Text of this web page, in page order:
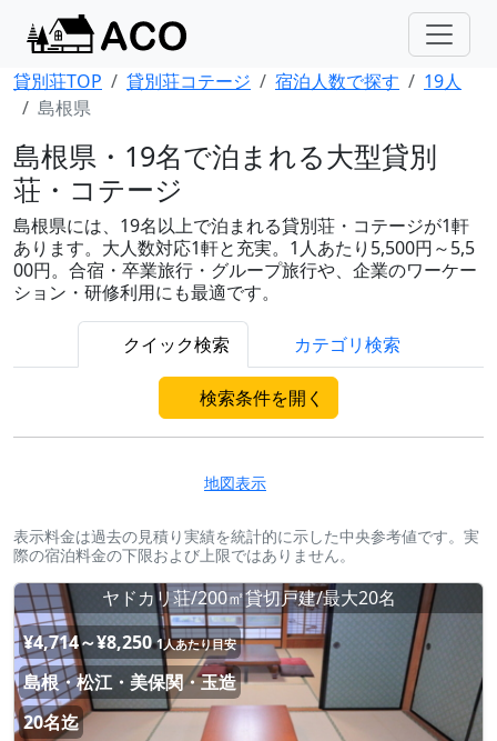
貸別荘TOP 貸別荘コテージ 宿泊人数で探す
19人
島根県
島根県・19名で泊まれる大型貸別
荘・コテージ
島根県には、19名以上で泊まれる貸別荘・コテージが1軒
あります。大人数対応1軒と充実。1人あたり5,500円～5,5
00円。合宿・卒業旅行・グループ旅行や、企業のワーケー
ション・研修利用にも最適です。
クイック検索 カテゴリ検索
検索条件を開く
地図表示
表示料金は過去の見積り実績を統計的に示した中央参考値です。実
際の宿泊料金の下限および上限ではありません。
ヤドカリ荘/200㎡貸切戸建/最大20名
¥4,714～¥8,250 1人あたり目安
島根・松江・美保関・玉造
20名迄